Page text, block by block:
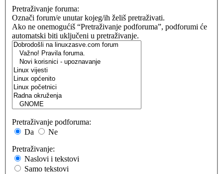
Pretraživanje foruma:
Označi forum/e unutar kojeg/ih želiš pretraživati.
Ako ne onemogućiš “Pretraživanje podforuma”, podforumi će
automatski biti uključeni u pretraživanje.
Pretraživanje podforuma:
Da
Ne
Pretraživanje:
Naslovi i tekstovi
Samo tekstovi